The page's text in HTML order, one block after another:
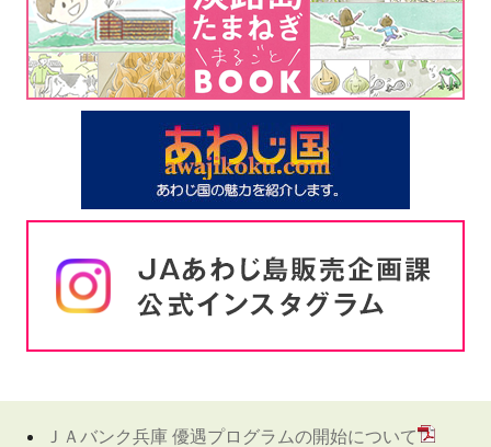
ＪＡバンク兵庫 優遇プログラムの開始について